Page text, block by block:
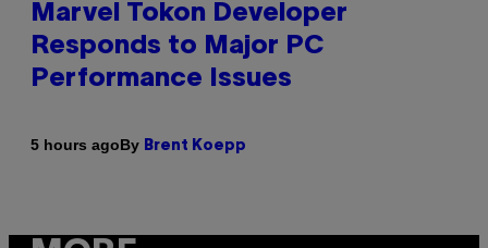
Marvel Tokon Developer
Responds to Major PC
Performance Issues
5 hours agoBy Brent Koepp